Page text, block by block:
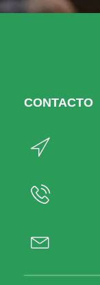
CONTACTO